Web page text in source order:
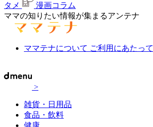
タメ
漫画コラム
ママの知りたい情報が集まるアンテナ
ママテナについて ご利用にあたって
>
雑貨・日用品
食品・飲料
健康